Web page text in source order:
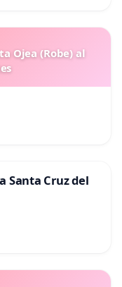
Ojea (Robe) al
Santa Cruz del